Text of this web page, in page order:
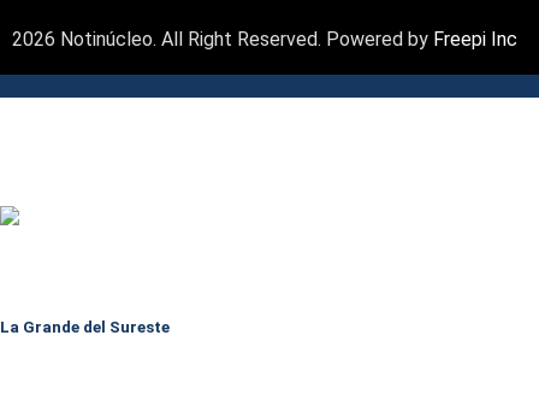
2026 Notinúcleo. All Right Reserved. Powered by Freepi Inc
La Grande del Sureste